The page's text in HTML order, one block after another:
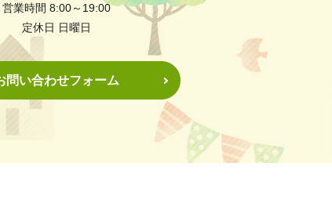
営業時間 8:00～19:00
定休日 日曜日
問い合わせフォーム